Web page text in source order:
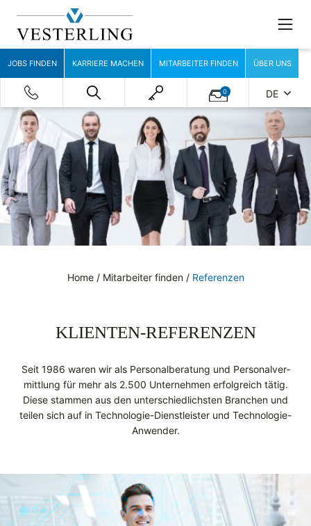
JOBS FINDEN KARRIERE MACHEN MITARBEITER FINDEN ÜBER UNS
0 DE
Home/ Mitarbeiter finden/ Referenzen
KLIENTEN-REFERENZEN
Seit 1986 wa­ren wir als Personalberatung und Per­so­nal­ver­
mitt­lung für mehr als 2.500 Un­ter­neh­men er­folg­reich tä­tig.
Diese stammen aus den unterschiedlichsten Branchen und
teilen sich auf in Technologie-Dienstleister und Technologie-
Anwender.